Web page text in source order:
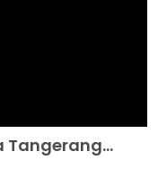
Tangerang...